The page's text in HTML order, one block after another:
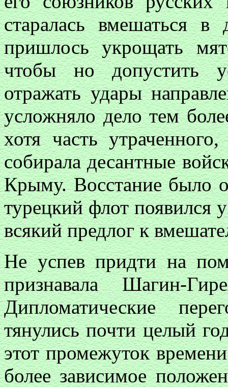
старалась вмешаться
пришлось укрощать
чтобы но допустить
отражать удары
усложняло дело тем
хотя часть
собирала десантные
Крыму. Воcстание было
турецкий флот появился
всякий предлог к
Не успев придти на
признавала Шагин-
Дипломатические
тянулись почти целый
этот промежуток
более зависимое